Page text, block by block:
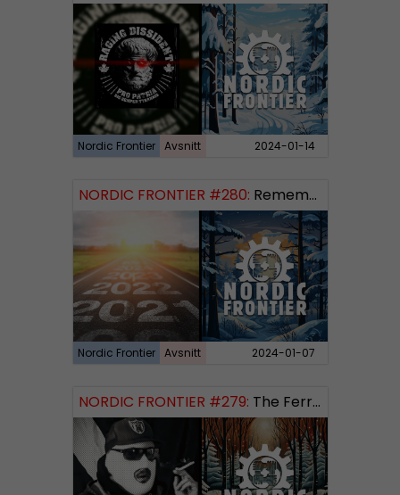
Nordic Frontier Avsnitt 2024-01-14
NORDIC FRONTIER #280: Remembering 2023 and looking forward
Nordic Frontier Avsnitt 2024-01-07
NORDIC FRONTIER #279: The Ferryman’s Toll